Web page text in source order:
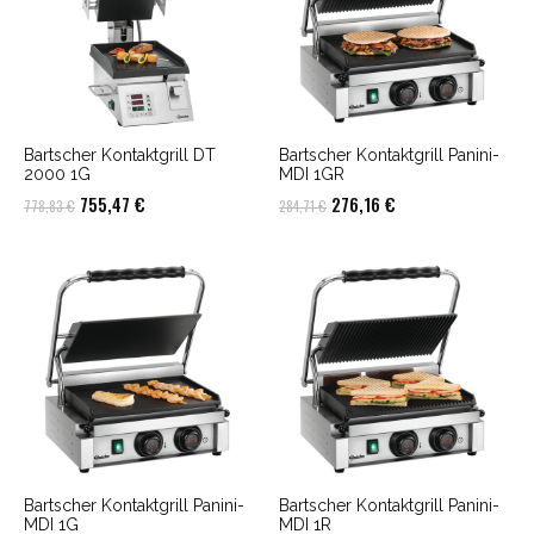
Bartscher Kontaktgrill DT
2000 1G
778,83€ Ursprünglicher
778,83 €
755,47 €
ist:
755,47 €.
Bartscher Kontaktgrill Panini-
MDI 1GR
284,71€ Ursprünglicher
284,71 €
276,16 €
ist:
276,16 €.
Bartscher Kontaktgrill Panini-
MDI 1G
Bartscher Kontaktgrill Panini-
MDI 1R